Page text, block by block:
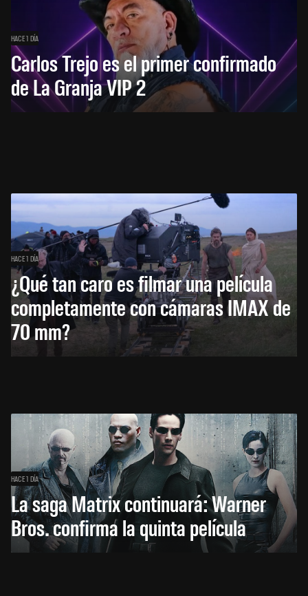
HACE 1 DÍA
Carlos Trejo es el primer confirmado
de La Granja VIP 2
HACE 1 DÍA
¿Qué tan caro es filmar una película
completamente con cámaras IMAX de
70 mm?
HACE 1 DÍA
La saga Matrix continuará: Warner
Bros. confirma la quinta película